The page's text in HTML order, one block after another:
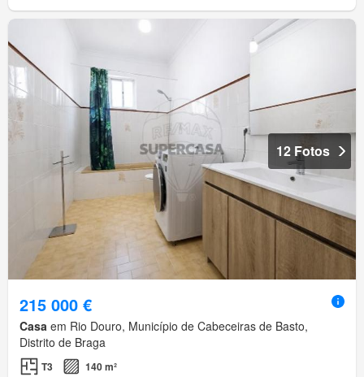
12 Fotos
215 000 €
Casa em Rio Douro, Município de Cabeceiras de Basto,
Distrito de Braga
T3 140 m²